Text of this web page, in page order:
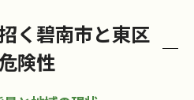
リスクと対処法
招く主な問題点を解説
の日常的な管理方法
く碧南市と東区
険性